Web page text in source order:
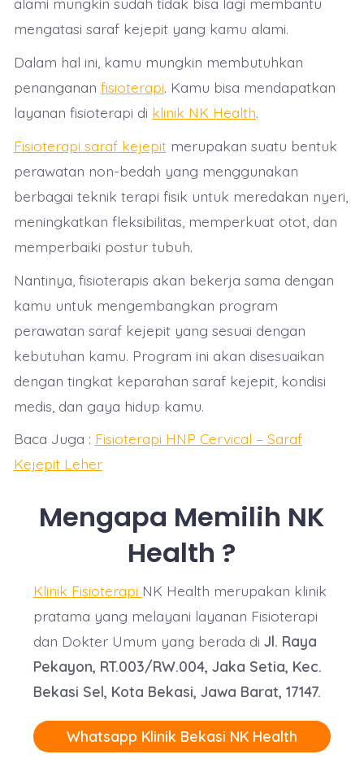
mengatasi saraf kejepit yang kamu alami.
Dalam hal ini, kamu mungkin membutuhkan
penanganan fisioterapi. Kamu bisa mendapatkan
layanan fisioterapi di klinik NK Health.
Fisioterapi saraf kejepitmerupakan suatu bentuk
perawatan non-bedah yang menggunakan
berbagai teknik terapi fisik untuk meredakan nyeri,
meningkatkan fleksibilitas, memperkuat otot, dan
memperbaiki postur tubuh.
Nantinya, fisioterapis akan bekerja sama dengan
kamu untuk mengembangkan program
perawatan saraf kejepit yang sesuai dengan
kebutuhan kamu. Program ini akan disesuaikan
dengan tingkat keparahan saraf kejepit, kondisi
medis, dan gaya hidup kamu.
Baca Juga : Fisioterapi HNP Cervical – Saraf
Kejepit Leher
Mengapa Memilih NK
Health ?
Klinik Fisioterapi NK Health merupakan klinik
pratama yang melayani layanan Fisioterapi
dan Dokter Umum yang berada di Jl. Raya
Pekayon, RT.003/RW.004, Jaka Setia, Kec.
Bekasi Sel, Kota Bekasi, Jawa Barat, 17147.
Whatsapp Klinik Bekasi NK Health